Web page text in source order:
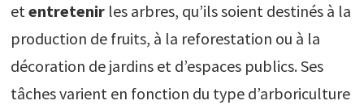
etentretenirles arbres, qu’ils soient destinés à la
production de fruits, à la reforestation ou à la
décoration de jardins et d’espaces publics. Ses
tâches varient en fonction du type d’arboriculture